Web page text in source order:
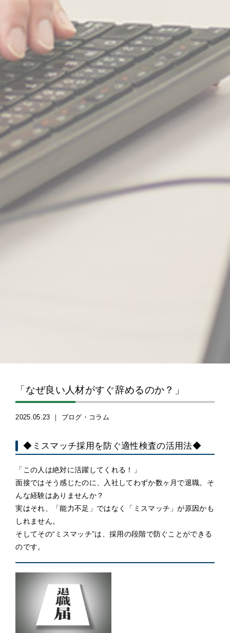
「なぜ良い人材がすぐ辞めるのか？」
2025.05.23 ｜ ブログ・コラム
◆ミスマッチ採用を防ぐ適性検査の活用法◆
「この人は絶対に活躍してくれる！」
面接ではそう感じたのに、入社してわずか数ヶ月で退職。そ
んな経験はありませんか？
実はそれ、「能力不足」ではなく「ミスマッチ」が原因かも
しれません。
そしてその“ミスマッチ”は、採用の段階で防ぐことができる
のです。